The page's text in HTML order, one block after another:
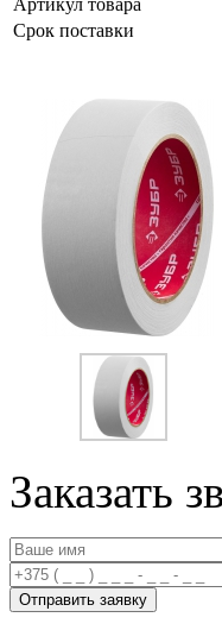
Срок поставки
Заказать